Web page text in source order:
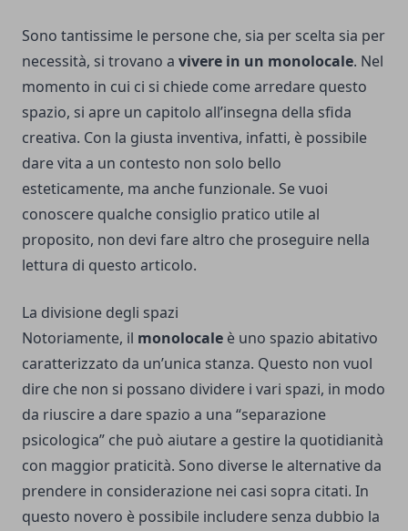
Sono tantissime le persone che, sia per scelta sia per
necessità, si trovano a vivere in un monolocale. Nel
momento in cui ci si chiede come arredare questo
spazio, si apre un capitolo all’insegna della sfida
creativa. Con la giusta inventiva, infatti, è possibile
dare vita a un contesto non solo bello
esteticamente, ma anche funzionale. Se vuoi
conoscere qualche consiglio pratico utile al
proposito, non devi fare altro che proseguire nella
lettura di questo articolo.
La divisione degli spazi
Notoriamente, il monolocale è uno spazio abitativo
caratterizzato da un’unica stanza. Questo non vuol
dire che non si possano dividere i vari spazi, in modo
da riuscire a dare spazio a una “separazione
psicologica” che può aiutare a gestire la quotidianità
con maggior praticità. Sono diverse le alternative da
prendere in considerazione nei casi sopra citati. In
questo novero è possibile includere senza dubbio la